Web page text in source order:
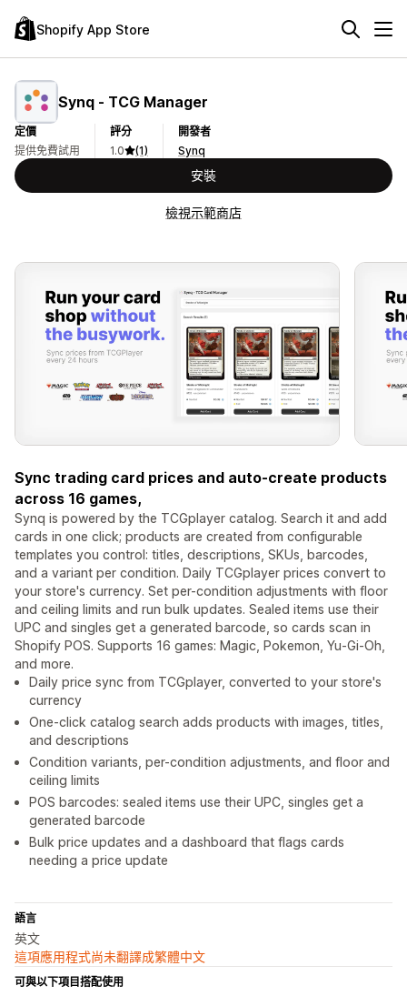
Shopify App Store
Synq ‑ TCG Manager
定價
提供免費試用
評分
1.0
(1)
開發者
Synq
安裝
檢視示範商店
Sync trading card prices and auto-create products
across 16 games,
Synq is powered by the TCGplayer catalog. Search it and add
cards in one click; products are created from configurable
templates you control: titles, descriptions, SKUs, barcodes,
and a variant per condition. Daily TCGplayer prices convert to
your store's currency. Set per-condition adjustments with floor
and ceiling limits and run bulk updates. Sealed items use their
UPC and singles get a generated barcode, so cards scan in
Shopify POS. Supports 16 games: Magic, Pokemon, Yu-Gi-Oh,
and more.
Daily price sync from TCGplayer, converted to your store's
currency
One-click catalog search adds products with images, titles,
and descriptions
Condition variants, per-condition adjustments, and floor and
ceiling limits
POS barcodes: sealed items use their UPC, singles get a
generated barcode
Bulk price updates and a dashboard that flags cards
needing a price update
語言
英文
這項應用程式尚未翻譯成繁體中文
可與以下項目搭配使用